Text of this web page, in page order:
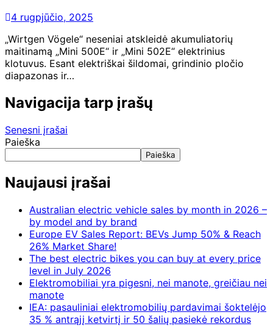
4 rugpjūčio, 2025
„Wirtgen Vögele“ neseniai atskleidė akumuliatorių
maitinamą „Mini 500E“ ir „Mini 502E“ elektrinius
klotuvus. Esant elektriškai šildomai, grindinio pločio
diapazonas ir…
Navigacija tarp įrašų
Senesni įrašai
Paieška
Paieška
Naujausi įrašai
Australian electric vehicle sales by month in 2026 –
by model and by brand
Europe EV Sales Report: BEVs Jump 50% & Reach
26% Market Share!
The best electric bikes you can buy at every price
level in July 2026
Elektromobiliai yra pigesni, nei manote, greičiau nei
manote
IEA: pasauliniai elektromobilių pardavimai šoktelėjo
35 % antrąjį ketvirtį ir 50 šalių pasiekė rekordus